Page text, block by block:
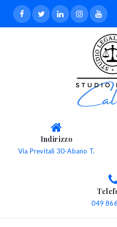
Indirizzo
Via Previtali 30-Abano T.
049